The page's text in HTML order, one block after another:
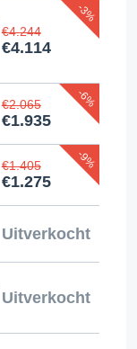
€4.244
€4.114
-3%
€2.065
€1.935
-6%
€1.405
€1.275
-9%
Uitverkocht
Uitverkocht